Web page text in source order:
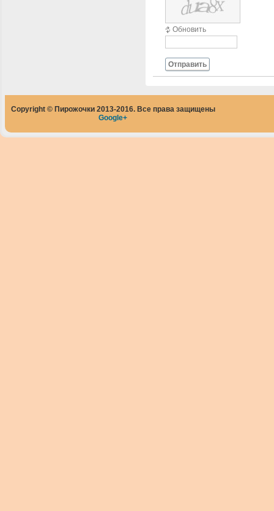
Обновить
Отправить
Copyright © Пирожочки 2013-2016. Все права защищены
Google+